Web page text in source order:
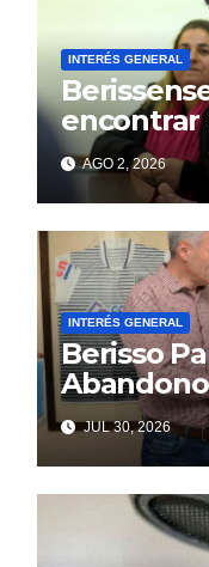
INTERÉS GENERAL
encontrar
MAR»
AGO 2, 2026
INTERÉS GENERAL
Berisso
Una Vieja
JUL 30, 2026